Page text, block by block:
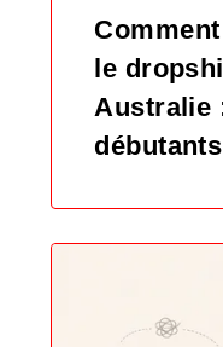
le
Australie
débutants